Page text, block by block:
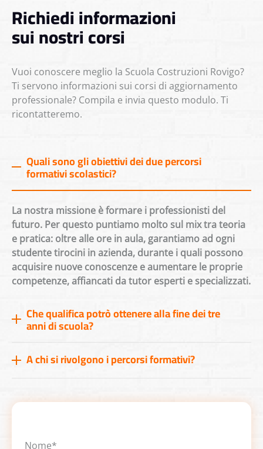
Richiedi informazioni
sui nostri corsi
Vuoi conoscere meglio la Scuola Costruzioni Rovigo?
Ti servono informazioni sui corsi di aggiornamento
professionale? Compila e invia questo modulo. Ti
ricontatteremo.
Quali sono gli obiettivi dei due percorsi
formativi scolastici?
La nostra missione è formare i professionisti del
futuro. Per questo puntiamo molto sul mix tra teoria
e pratica: oltre alle ore in aula, garantiamo ad ogni
studente tirocini in azienda, durante i quali possono
acquisire nuove conoscenze e aumentare le proprie
competenze, affiancati da tutor esperti e specializzati.
Che qualifica potrò ottenere alla fine dei tre
anni di scuola?
A chi si rivolgono i percorsi formativi?